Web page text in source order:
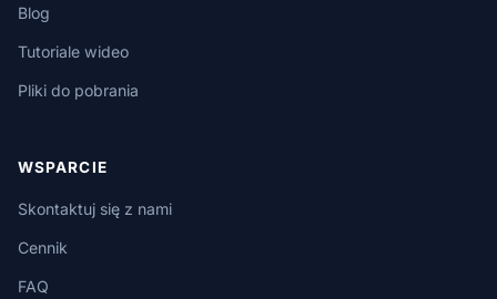
Blog
Tutoriale wideo
Pliki do pobrania
WSPARCIE
Skontaktuj się z nami
Cennik
FAQ